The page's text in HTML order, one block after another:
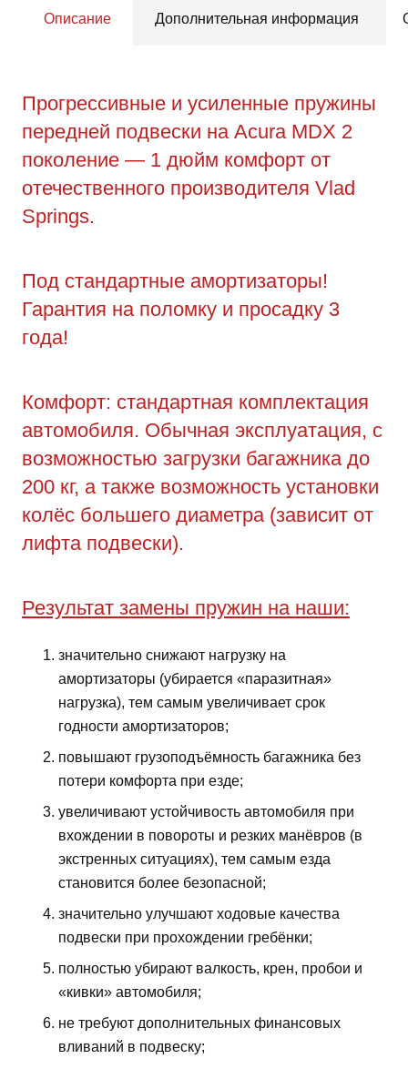
Описание Дополнительная информация
Прогрессивные и усиленные пружины
передней подвески на Acura MDX 2
поколение — 1 дюйм комфорт от
отечественного производителя Vlad
Springs.
Под стандартные амортизаторы!
Гарантия на поломку и просадку 3
года!
Комфорт: стандартная комплектация
автомобиля. Обычная эксплуатация, с
возможностью загрузки багажника до
200 кг, а также возможность установки
колёс большего диаметра (зависит от
лифта подвески).
Результат замены пружин на наши:
значительно снижают нагрузку на
амортизаторы (убирается «паразитная»
нагрузка), тем самым увеличивает срок
годности амортизаторов;
повышают грузоподъёмность багажника без
потери комфорта при езде;
увеличивают устойчивость автомобиля при
вхождении в повороты и резких манёвров (в
экстренных ситуациях), тем самым езда
становится более безопасной;
значительно улучшают ходовые качества
подвески при прохождении гребёнки;
полностью убирают валкость, крен, пробои и
«кивки» автомобиля;
не требуют дополнительных финансовых
вливаний в подвеску;